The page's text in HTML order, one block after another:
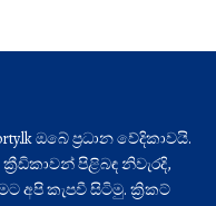
ඔබේ ප්‍රධාන වේදිකාවයි.
පිළිබඳ නිවැරදි,
අපි කැපවී සිටිමු. ක්‍රිකට්